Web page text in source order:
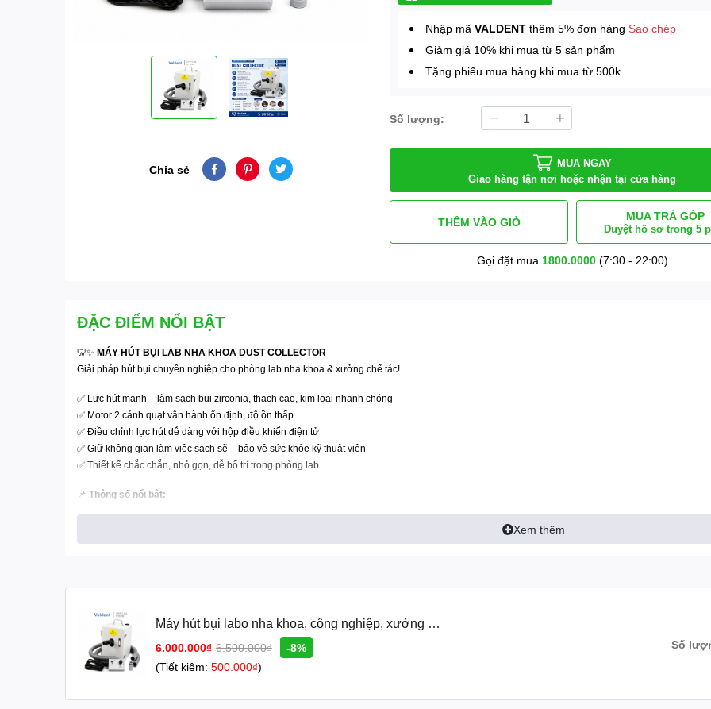
Chia sẻ
Nhập mãVALDENT thêm 5% đơn hàngSao chép
Giảm giá 10% khi mua từ 5 sản phẩm
Tặng phiếu mua hàng khi mua từ 500k
Số lượng:
MUA NGAY
Giao hàng tận nơi hoặc nhận tại cửa hàng
THÊM VÀO GIỎ MUA TRẢ GÓP
Duyệt hồ sơ trong 5
Gọi đặt mua 1800.0000(7:30 - 22:00)
ĐẶC ĐIỂM NỔI BẬT
🦷✨ MÁY HÚT BỤI LAB NHA KHOA DUST COLLECTOR
Giải pháp hút bụi chuyên nghiệp cho phòng lab nha khoa & xưởng chế tác!
✅ Lực hút mạnh – làm sạch bụi zirconia, thạch cao, kim loại nhanh chóng
✅ Motor 2 cánh quạt vận hành ổn định, độ ồn thấp
✅ Điều chỉnh lực hút dễ dàng với hộp điều khiển điện tử
✅ Giữ không gian làm việc sạch sẽ – bảo vệ sức khỏe kỹ thuật viên
✅ Thiết kế chắc chắn, nhỏ gọn, dễ bố trí trong phòng lab
📌 Thông số nổi bật:
📏 Kích thước: 35 x 20 x 40 cm
🎯 Ứng dụng:
🛠️ Xưởng mài chế tác
💎 Hút bụi zirconia – thạch cao – kim loại – nhựa
🌐 Website: Valdent.com.vn
Xem thêm
Máy hút bụi labo nha khoa, công nghiệp, xưởng mài
chế tác
6.000.000₫ 6.500.000₫
-8%
(Tiết kiệm: 500.000₫)
Số